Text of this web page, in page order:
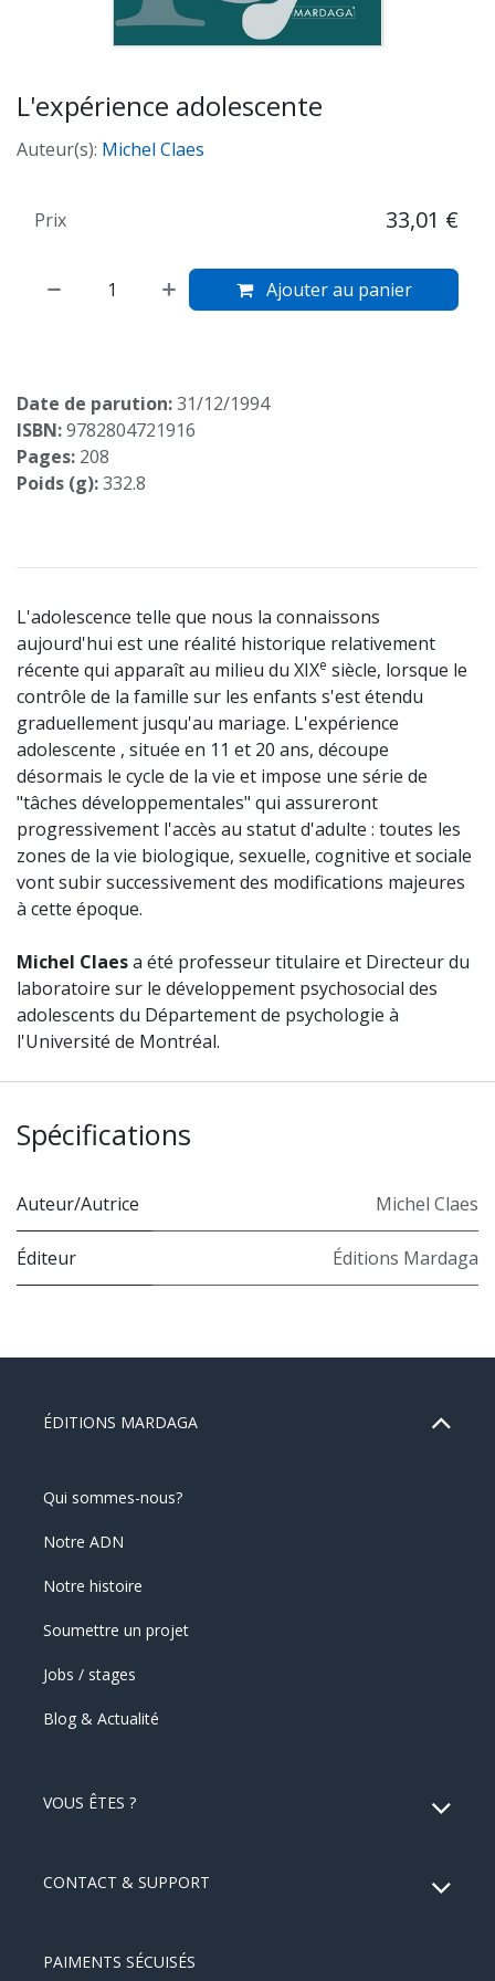
L'expérience adolescente
Auteur(s): Michel Claes
Ajouter au panier
Prix 33,01 €
Date de parution:31/12/1994
ISBN:9782804721916
Pages: 208
Poids (g):332.8
L'adolescence telle que nous la connaissons
aujourd'hui est une réalité historique relativement
récente qui apparaît au milieu du XIXe siècle, lorsque le
contrôle de la famille sur les enfants s'est étendu
graduellement jusqu'au mariage. L'expérience
adolescente , située en 11 et 20 ans, découpe
désormais le cycle de la vie et impose une série de
"tâches développementales" qui assureront
progressivement l'accès au statut d'adulte : toutes les
zones de la vie biologique, sexuelle, cognitive et sociale
vont subir successivement des modifications majeures
à cette époque.
Michel Claesa été professeur titulaire et Directeur du
laboratoire sur le développement psychosocial des
adolescents du Département de psychologie à
l'Université de Montréal.
Spécifications
Auteur/Autrice Michel Claes
Éditeur Éditions Mardaga
ÉDITIONS MARDAGA
Qui sommes-nous?
Notre ADN
Notre histoire
Soumettre un projet
Jobs / stages
Blog & Actualité
VOUS ÊTES ?
CONTACT & SUPPORT
PAIMENTS SÉCUISÉS